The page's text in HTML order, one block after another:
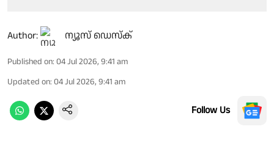
Author: ന്യൂസ് ഡെസ്ക്
Published on: 04 Jul 2026, 9:41 am
Updated on: 04 Jul 2026, 9:41 am
Follow Us